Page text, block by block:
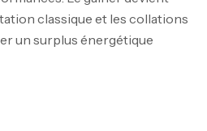
classique et les collations
un surplus énergétique